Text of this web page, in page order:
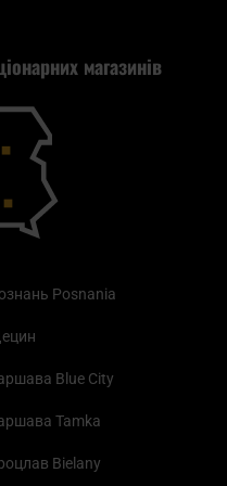
магазинів
Posnania
Blue City
Tamka
Bielany